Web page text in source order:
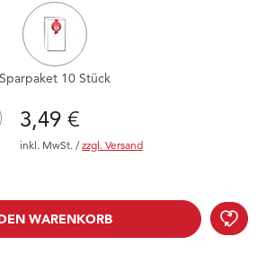
Sparpaket 10 Stück
Preis: 3,49 €
3,49 €
inkl. MwSt. /zzgl. Versand
WARENKORB